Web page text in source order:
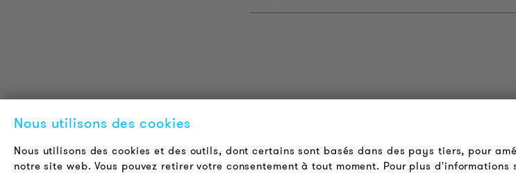
INFORMATIONS SUR LES
PRODUITS
Informations Techniques
Contact
Vente
Nous utilisons des cookies
Nous utilisons des cookies et des outils, dont certains sont basés dans des pays tiers, pour
notre site web. Vous pouvez retirer votre consentement à tout moment. Pour plus